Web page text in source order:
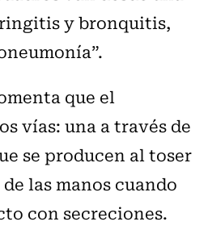
y bronquitis,
que el
vías: una a través de
se producen al toser
las manos cuando
con secreciones.